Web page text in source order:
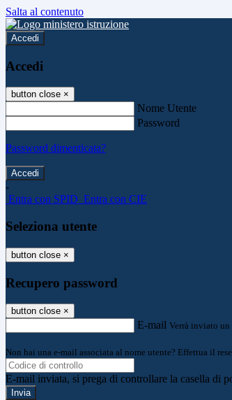
Salta al contenuto
Accedi
Accedi
button close ×
Nome Utente
Password
Password dimenticata?
-
Entra con SPID Entra con CIE
Seleziona utente
button close ×
Recupero password
button close ×
E-mail Verrà inviato
Non hai una e-mail associata al nome utente? Effettua il
E-mail inviata, si prega di controllare la casella di